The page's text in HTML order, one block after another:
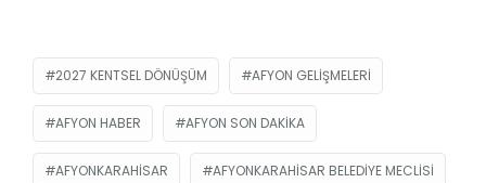
2027 KENTSEL DÖNÜŞÜM AFYON GELIŞMELERI
AFYON HABER AFYON SON DAKIKA
AFYONKARAHISAR AFYONKARAHISAR BELEDIYE MECLISI